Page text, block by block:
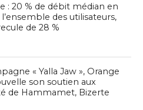
: 20 % de débit médian en
des utilisateurs,
de 28 %
« Yalla Jaw », Orange
son soutien aux
de Hammamet, Bizerte